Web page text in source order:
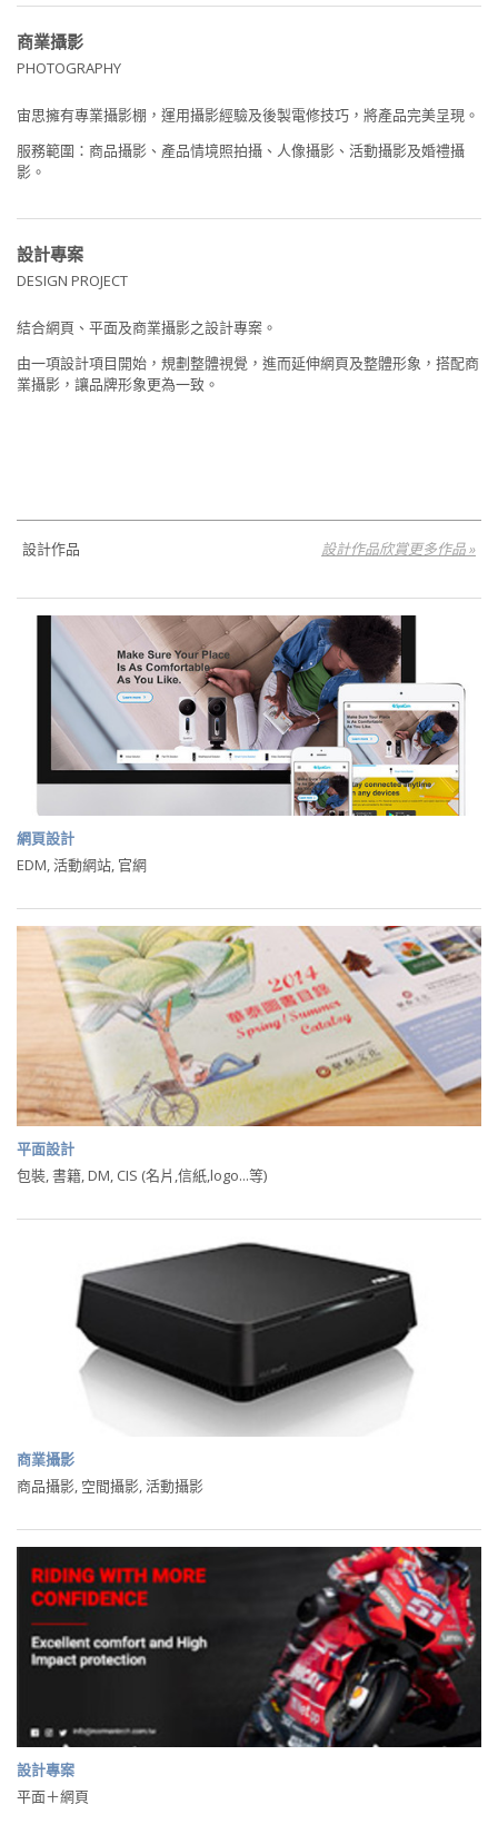
商業攝影
PHOTOGRAPHY
宙思擁有專業攝影棚，運用攝影經驗及後製電修技巧，將產品完美呈現。
服務範圍：商品攝影、產品情境照拍攝、人像攝影、活動攝影及婚禮攝
影。
設計專案
DESIGN PROJECT
結合網頁、平面及商業攝影之設計專案。
由一項設計項目開始，規劃整體視覺，進而延伸網頁及整體形象，搭配商
業攝影，讓品牌形象更為一致。
設計作品 設計作品欣賞更多作品 »
網頁設計
EDM, 活動網站, 官網
平面設計
包裝, 書籍, DM, CIS (名片,信紙,logo...等)
商業攝影
商品攝影, 空間攝影, 活動攝影
設計專案
平面＋網頁